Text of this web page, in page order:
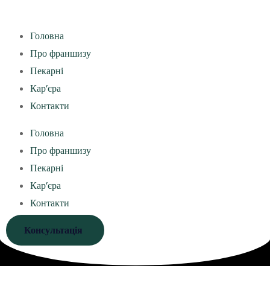
Головна
Про франшизу
Пекарні
Кар’єра
Контакти
Головна
Про франшизу
Пекарні
Кар’єра
Контакти
Консультація